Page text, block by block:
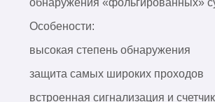
обнаружения «фольгированных»
Особености:
высокая степень обнаружения
защита самых широких проходов
встроенная сигнализация и